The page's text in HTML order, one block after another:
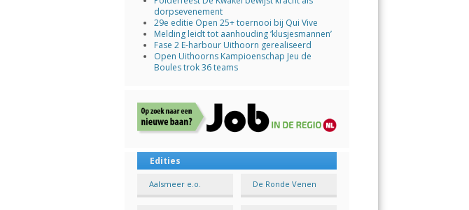
dorpsevenement
29e editie Open 25+ toernooi bij Qui Vive
Melding leidt tot aanhouding ‘klusjesmannen’
Fase 2 E-harbour Uithoorn gerealiseerd
Open Uithoorns Kampioenschap Jeu de
Boules trok 36 teams
Edities
Aalsmeer e.o. De Ronde Venen